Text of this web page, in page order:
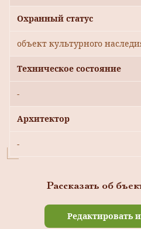
Охранный статус
объект культурного
Техническое состояние
-
Архитектор
-
Рассказать об
Редактировать